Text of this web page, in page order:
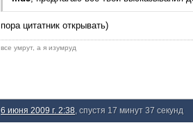
пора цитатник открывать)
все умрут, а я изумруд
6 июня 2009 г. 2:38 , спустя 17 минут 37 секунд